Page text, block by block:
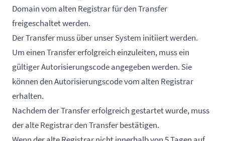
Domain vom alten Registrar für den Transfer
freigeschaltet werden.
Der Transfer muss über unser System initiiert werden.
Um einen Transfer erfolgreich einzuleiten, muss ein
gültiger Autorisierungscode angegeben werden. Sie
können den Autorisierungscode vom alten Registrar
erhalten.
Nachdem der Transfer erfolgreich gestartet wurde, muss
der alte Registrar den Transfer bestätigen.